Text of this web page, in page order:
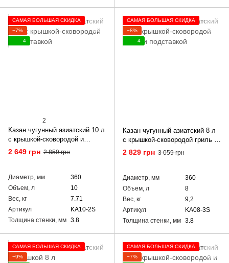
САМАЯ БОЛЬШАЯ СКИДКА
−7%
4
2
Казан чугунный азиатский 10 л
с крышкой-сковородой и
подставкой
2 649 грн 2 859 грн
Диаметр, мм
360
Объем, л
10
Вес, кг
7.71
Артикул
KA10-2S
Толщина стенки, мм 3.8
САМАЯ БОЛЬШАЯ СКИДКА
−8%
4
Казан чугунный азиатский 8 л
с крышкой-сковородой гриль и
подставкой
2 829 грн 3 059 грн
Диаметр, мм
360
Объем, л
8
Вес, кг
9,2
Артикул
KA08-3S
Толщина стенки, мм 3.8
САМАЯ БОЛЬШАЯ СКИДКА
−9%
САМАЯ БОЛЬШАЯ СКИДКА
−7%